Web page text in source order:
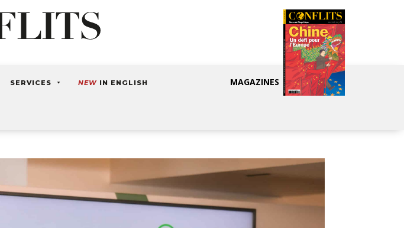
SERVICES NEW IN ENGLISH MAGAZINES